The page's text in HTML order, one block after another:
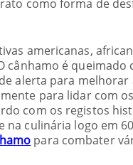
como forma de
americanas,
cânhamo é
alerta para
para lidar com
com os registos
culinária logo em
para combater